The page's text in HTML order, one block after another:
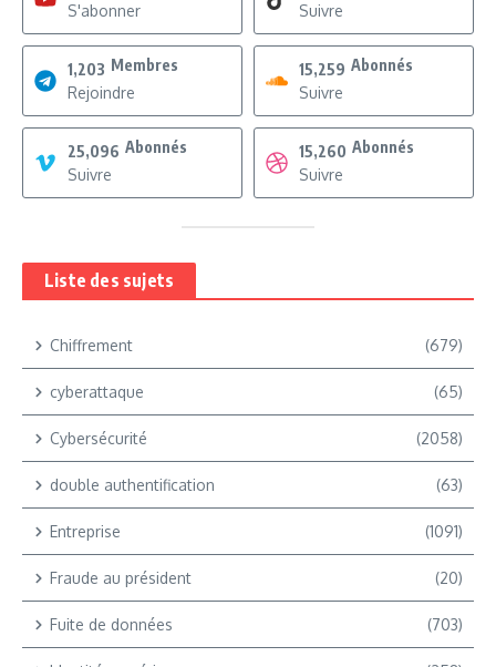
S'abonner
Suivre
1,203 Membres
Rejoindre
15,259 Abonnés
Suivre
25,096 Abonnés
Suivre
15,260 Abonnés
Suivre
Liste des sujets
Chiffrement (679)
cyberattaque (65)
Cybersécurité (2058)
double authentification (63)
Entreprise (1091)
Fraude au président (20)
Fuite de données (703)